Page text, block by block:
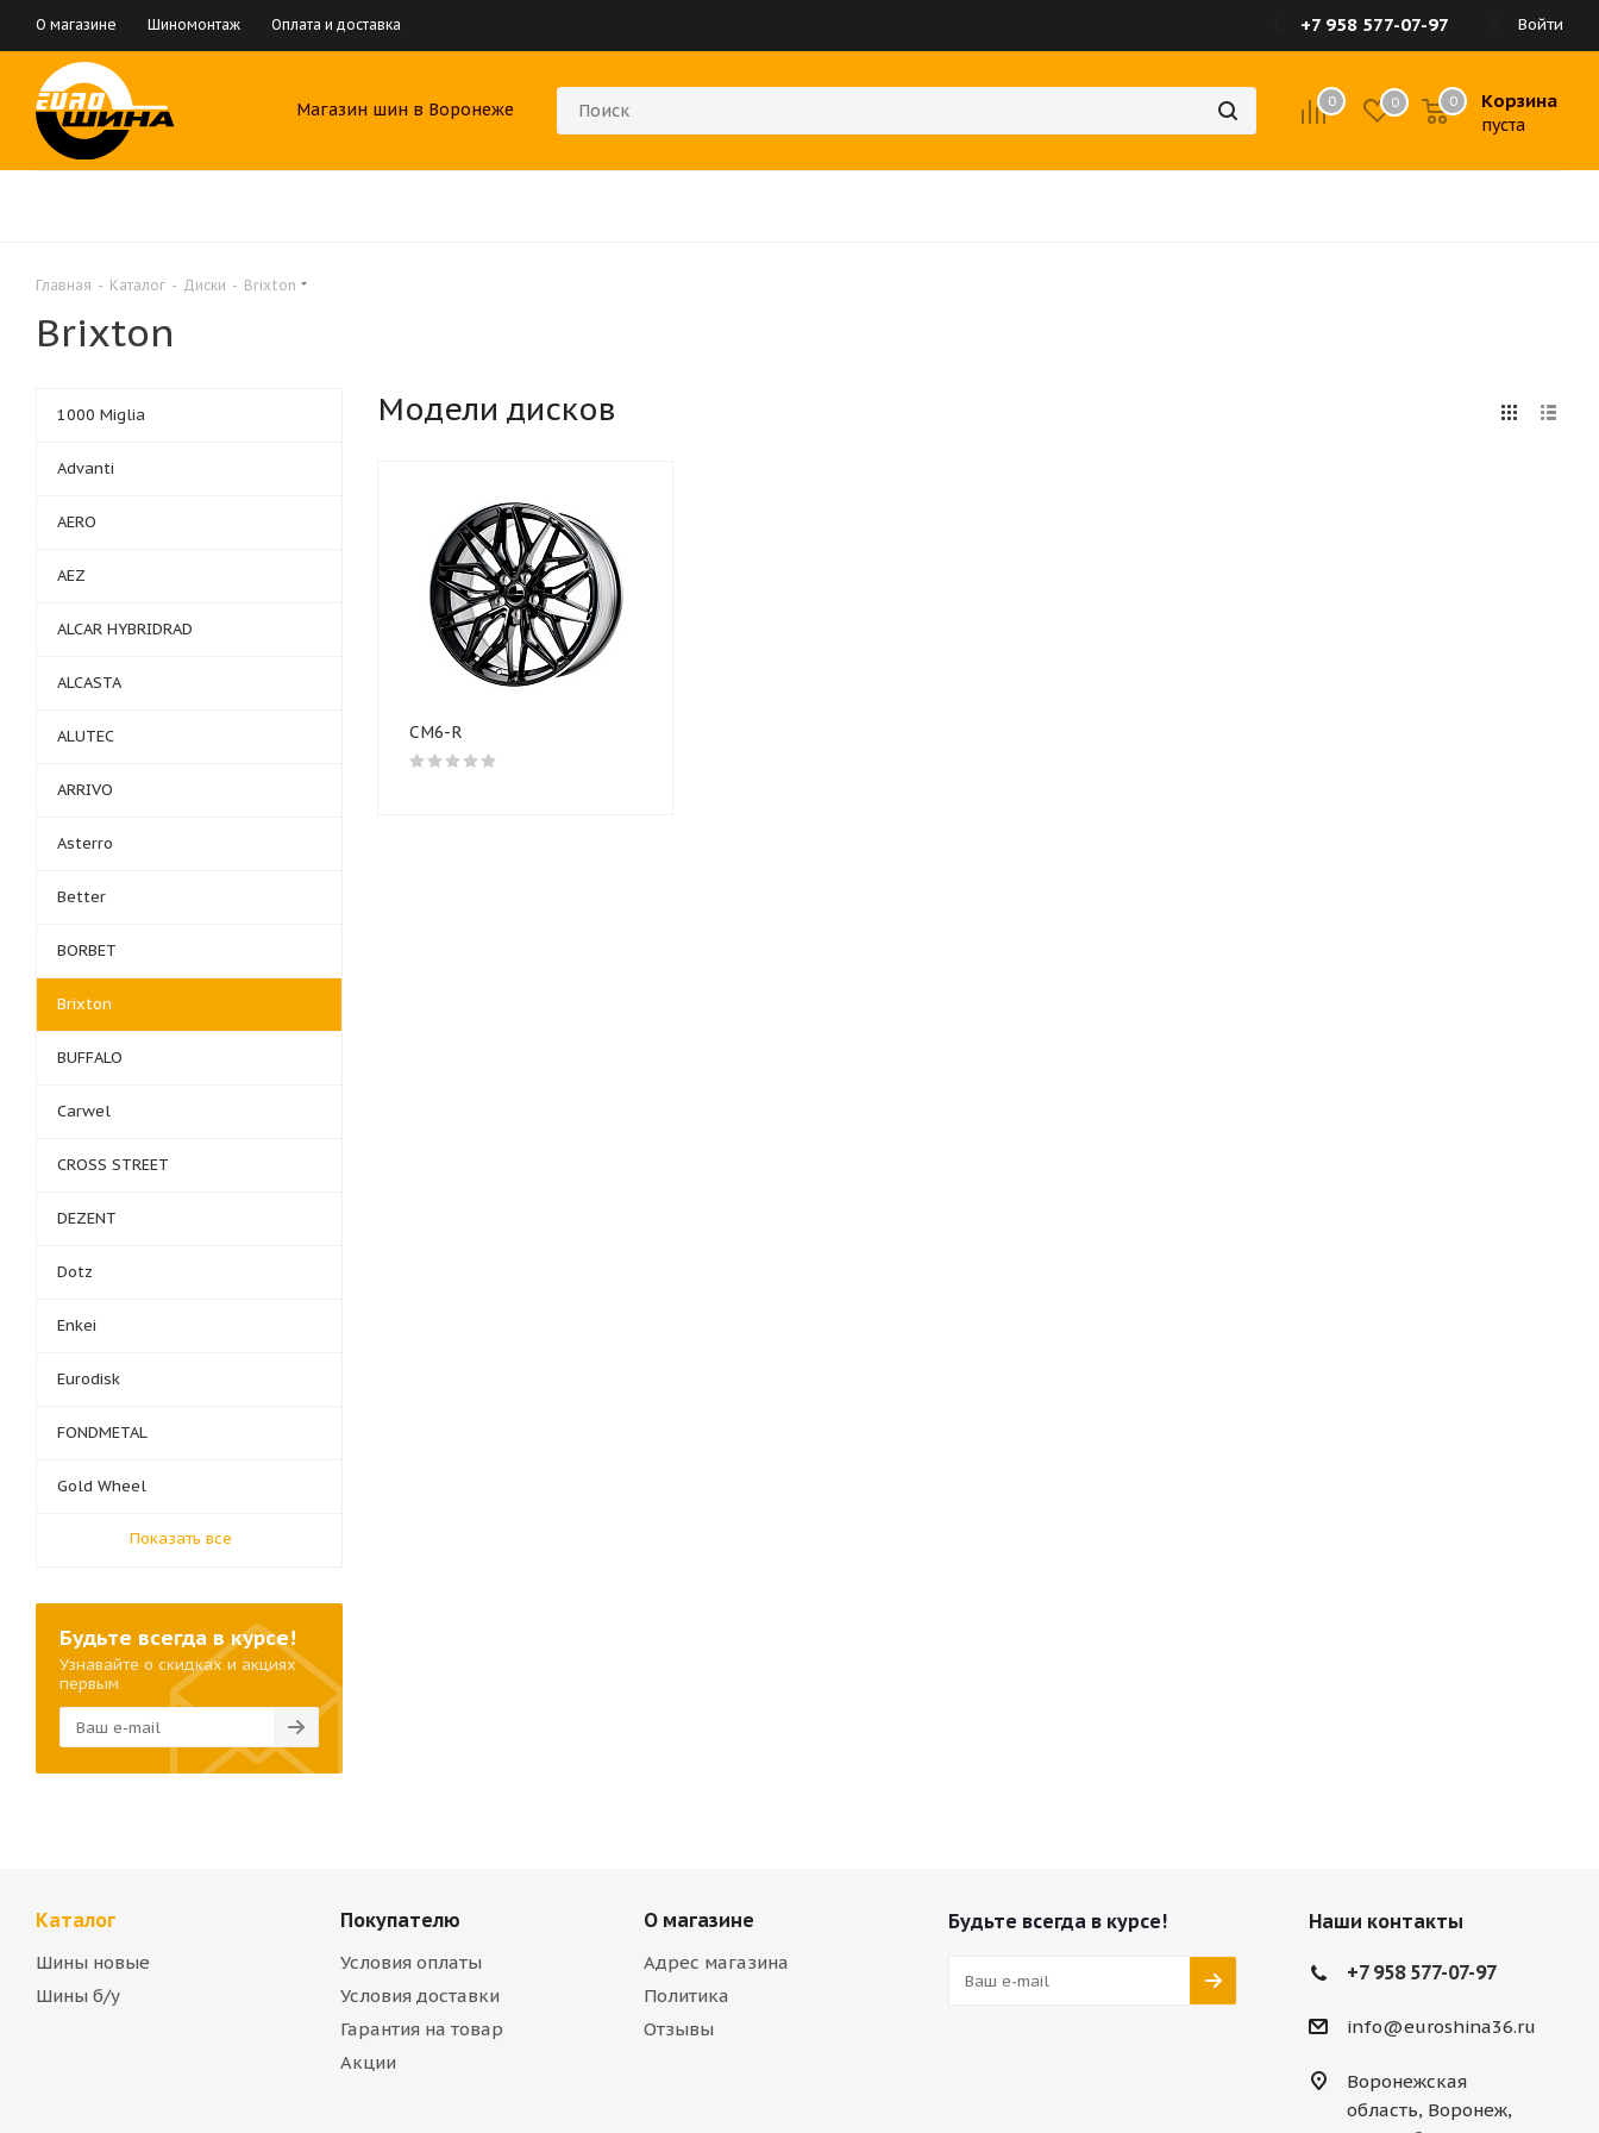
О магазине Шиномонтаж Оплата и доставка Войти
+7 958 577-07-97
Магазин шин в Воронеже 0 0 Корзина
пуста
0
Главная - Каталог - Диски - Brixton
Brixton
Модели дисков
CM6-R
1000 Miglia
Advanti
AERO
AEZ
ALCAR HYBRIDRAD
ALCASTA
ALUTEC
ARRIVO
Asterro
Better
BORBET
Brixton
BUFFALO
Carwel
CROSS STREET
DEZENT
Dotz
Enkei
Eurodisk
FONDMETAL
Gold Wheel
Показать все
Будьте всегда в курсе!
Узнавайте о скидках и акциях
первым
Каталог
Шины новые
Шины б/у
Покупателю
Условия оплаты
Условия доставки
Гарантия на товар
Акции
О магазине
Адрес магазина
Политика
Отзывы
Будьте всегда в курсе! Наши контакты
+7 958 577-07-97
info@euroshina36.ru
Воронежская
область, Воронеж,